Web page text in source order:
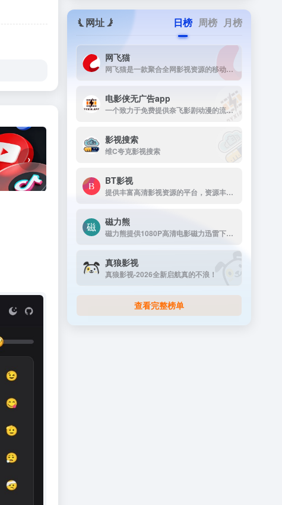
›
网址 日榜 周榜 月榜
网飞猫
网飞猫是一款聚合全网影视资源的移动端播放应用，主打免费、高画...
电影侠无广告app
一个致力于免费提供奈飞影剧动漫的流媒体播放平台
影视搜索
维C夸克影视搜索
BT影视
提供丰富高清影视资源的平台，资源丰富，更新及时，画质高清，支持多终端下载，是影视爱好者的理想选择。
磁力熊
磁力熊提供1080P高清电影磁力迅雷下载,豆瓣Top250及豆瓣高分电影1080P高清磁力下载。
真狼影视
真狼影视-2026全新启航真的不浪！
查看完整榜单